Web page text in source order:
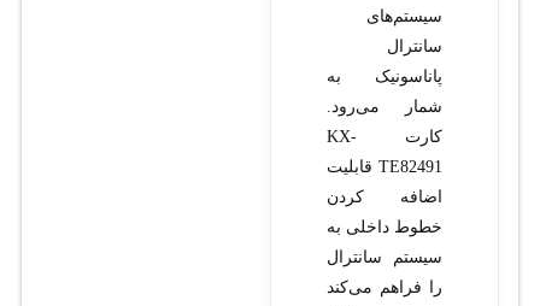
سیستم‌های
سانترال
پاناسونیک به
شمار می‌رود.
کارت KX-
TE82491 قابلیت
اضافه کردن
خطوط داخلی به
سیستم سانترال
را فراهم می‌کند